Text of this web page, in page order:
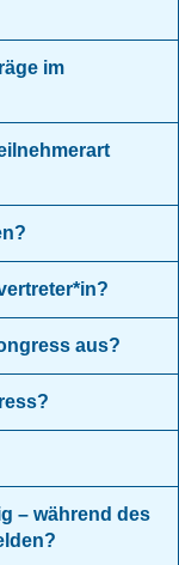
im
aus?
– während des